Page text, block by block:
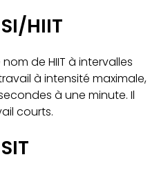
HIIT
de HIIT à intervalles
à intensité maximale,
à une minute. Il
courts.